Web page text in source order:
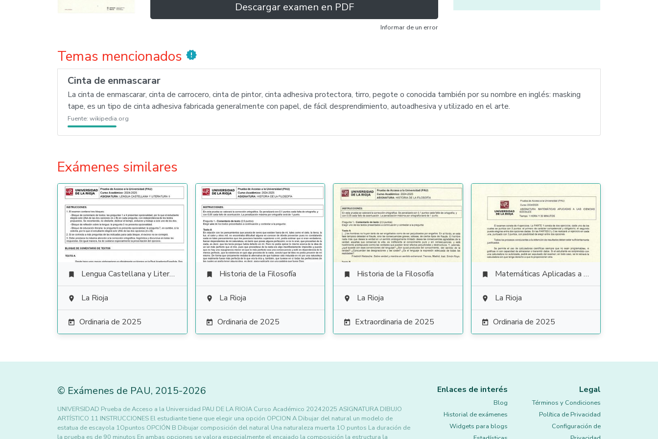
Descargar examen en PDF
Informar de un error
Temas mencionados new_releases
Cinta de enmascarar
La cinta de enmascarar, cinta de carrocero, cinta de pintor, cinta adhesiva protectora, tirro, pegote o conocida también por su nombre en inglés: masking
tape, es un tipo de cinta adhesiva fabricada generalmente con papel, de fácil desprendimiento, autoadhesiva y utilizado en el arte.
Fuente: wikipedia.org
Exámenes similares
 Lengua Castellana y Literatura
 La Rioja
 Ordinaria de 2025
 Historia de la Filosofía
 La Rioja
 Ordinaria de 2025
 Historia de la Filosofía
 La Rioja
 Extraordinaria de 2025
 Matemáticas Aplicadas a las Ciencias Sociales
 La Rioja
 Ordinaria de 2025
© Exámenes de PAU, 2015-2026
UNIVERSIDAD Prueba de Acceso a la Universidad PAU DE LA RIOJA Curso Académico 20242025 ASIGNATURA DIBUJO
ARTÍSTICO 11 INSTRUCCIONES El estudiante tiene que elegir una opción OPCION A Dibujar del natural un modelo de
estatua de escayola 1Opuntos OPCIÓN B Dibujar composición del natural Una naturaleza muerta 1O puntos La duración de
la prueba es de 90 minutos En ambas opciones se valora especialmente el encajado la composición la estructura la
Enlaces de interés
Blog
Historial de exámenes
Widgets para blogs
Legal
Términos y Condiciones
Política de Privacidad
Configuración de